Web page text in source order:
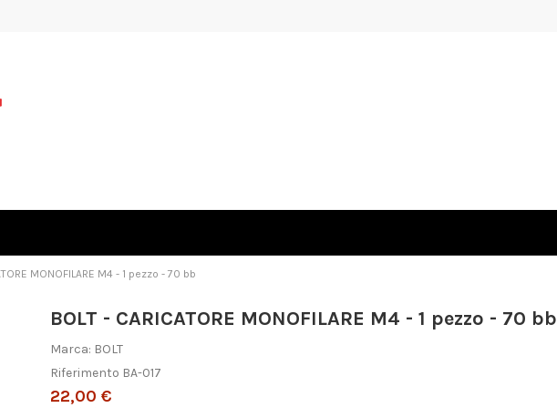
MONOFILARE M4 - 1 pezzo - 70 bb
BOLT - CARICATORE MONOFILARE M4 - 1 pezzo - 70 bb
Marca: BOLT
Riferimento BA-017
22,00 €